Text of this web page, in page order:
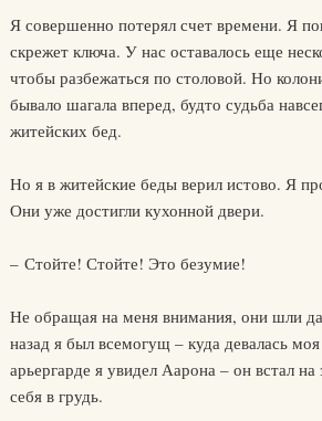
Я совершенно потерял счет времени. Я
скрежет ключа. У нас оставалось еще
чтобы разбежаться по столовой. Но
бывало шагала вперед, будто судьба
житейских бед.
Но я в житейские беды верил истово. Я
Они уже достигли кухонной двери.
– Стойте! Стойте! Это безумие!
Не обращая на меня внимания, они шли
назад я был всемогущ – куда девалась
арьергарде я увидел Аарона – он встал
себя в грудь.